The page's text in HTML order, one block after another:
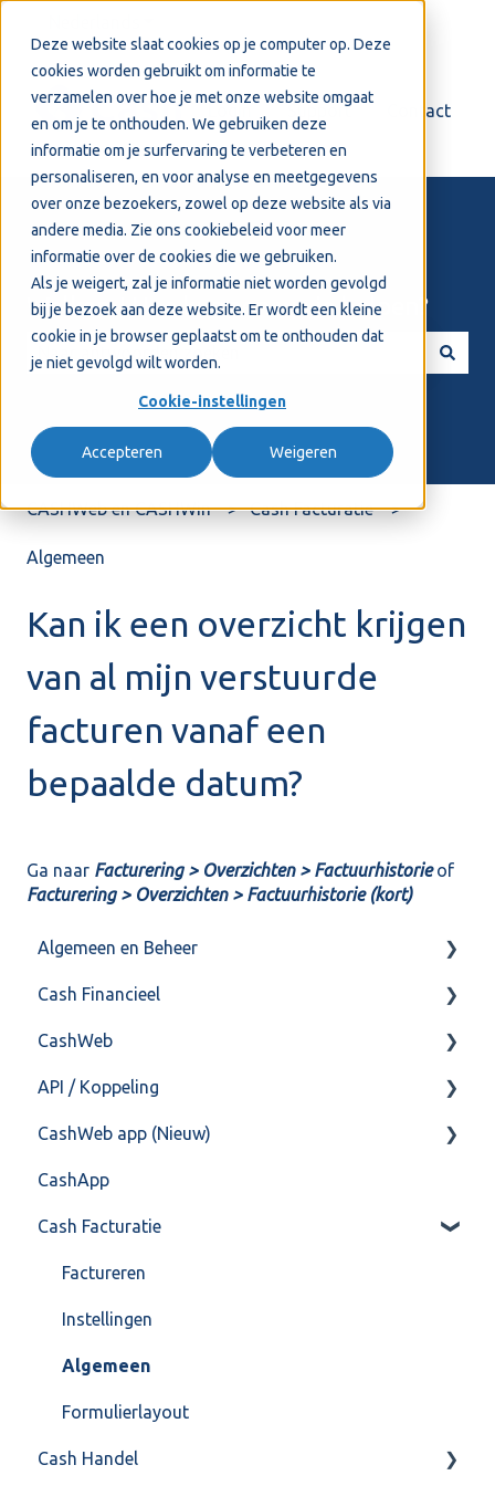
Deze website slaat cookies op je computer op. Deze
cookies worden gebruikt om informatie te
verzamelen over hoe je met onze website omgaat
en om je te onthouden. We gebruiken deze
informatie om je surfervaring te verbeteren en
personaliseren, en voor analyse en meetgegevens
over onze bezoekers, zowel op deze website als via
andere media. Zie ons cookiebeleid voor meer
informatie over de cookies die we gebruiken.
Als je weigert, zal je informatie niet worden gevolgd
bij je bezoek aan deze website. Er wordt een kleine
cookie in je browser geplaatst om te onthouden dat
je niet gevolgd wilt worden.
Cookie-instellingen
Accepteren Weigeren
Support Contact
Welkom! Hoe kunnen we je helpen?
CASHWeb en CASHWin Cash Facturatie
Algemeen
Kan ik een overzicht krijgen
van al mijn verstuurde
facturen vanaf een
bepaalde datum?
Ga naar Facturering > Overzichten > Factuurhistorieof
Facturering > Overzichten > Factuurhistorie (kort)
Algemeen en Beheer
Bank(koppeling)
Import/Export
Postbus
Training & Consultancy
Overig
Cash Financieel
Boekhoud
Fiscaal
Overig
CashWeb
CashHero Layout
Mailen vanuit CASHWeb
Algemeen gebruik
API / Koppeling
Algemeen
Api 3.0 (SOAP API)
API 4.0 (REST API)
CashWeb app (Nieuw)
Veel gestelde vragen
CashApp
Cash Facturatie
Factureren
Instellingen
Algemeen
Formulierlayout
Cash Handel